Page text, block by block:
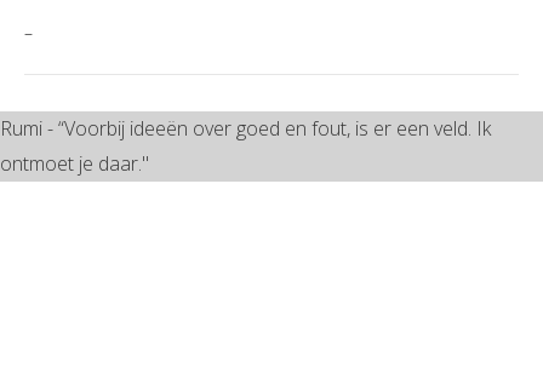
–
Rumi - “Voorbij ideeën over goed en fout, is er een veld. Ik
ontmoet je daar."